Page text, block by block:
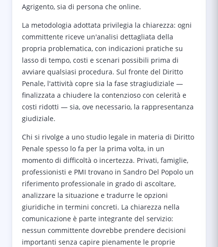
Agrigento, sia di persona che online.
La metodologia adottata privilegia la chiarezza: ogni
committente riceve un'analisi dettagliata della
propria problematica, con indicazioni pratiche su
lasso di tempo, costi e scenari possibili prima di
avviare qualsiasi procedura. Sul fronte del Diritto
Penale, l'attività copre sia la fase stragiudiziale —
finalizzata a chiudere la contenzioso con celerità e
costi ridotti — sia, ove necessario, la rappresentanza
giudiziale.
Chi si rivolge a uno studio legale in materia di Diritto
Penale spesso lo fa per la prima volta, in un
momento di difficoltà o incertezza. Privati, famiglie,
professionisti e PMI trovano in Sandro Del Popolo un
riferimento professionale in grado di ascoltare,
analizzare la situazione e tradurre le opzioni
giuridiche in termini concreti. La chiarezza nella
comunicazione è parte integrante del servizio:
nessun committente dovrebbe prendere decisioni
importanti senza capire pienamente le proprie